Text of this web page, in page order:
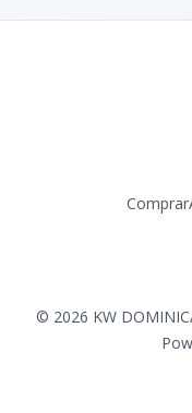
Comprar
© 2026 KW